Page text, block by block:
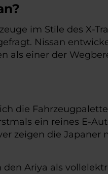
im Stile des X-
Nissan
als einer der
die
ein reines E-
zeigen die
Ariya als